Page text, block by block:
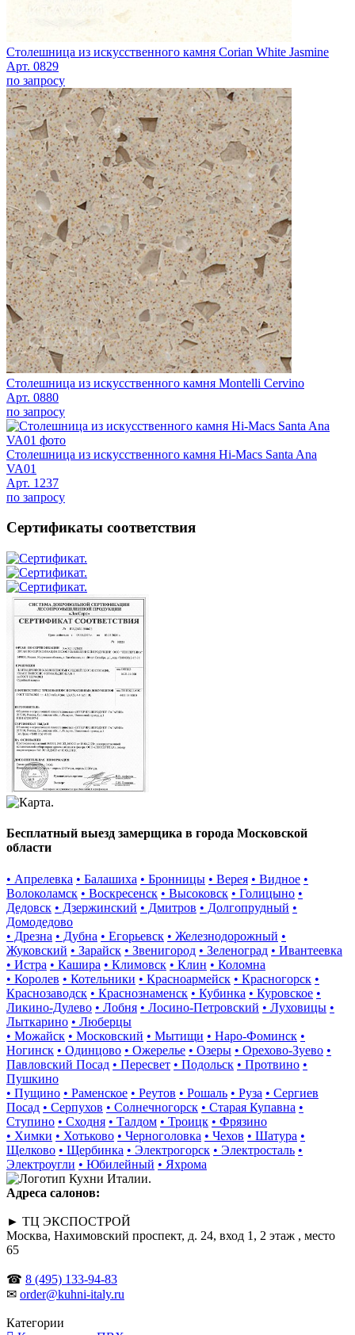
Столешница из искусственного камня Corian White Jasmine
Арт. 0829
по запросу
Столешница из искусственного камня Montelli Cervino
Арт. 0880
по запросу
Столешница из искусственного камня Hi-Macs Santa Ana
VA01
Арт. 1237
по запросу
Сертификаты соответствия
Бесплатный выезд замерщика в города Московской
области
• Апрелевка • Балашиха • Бронницы • Верея • Видное •
Волоколамск • Воскресенск • Высоковск • Голицыно •
Дедовск • Дзержинский • Дмитров • Долгопрудный •
Домодедово
• Дрезна • Дубна • Егорьевск • Железнодорожный •
Жуковский • Зарайск • Звенигород • Зеленоград • Ивантеевка
• Истра • Кашира • Климовск • Клин • Коломна
• Королев • Котельники • Красноармейск • Красногорск •
Краснозаводск • Краснознаменск • Кубинка • Куровское •
Ликино-Дулево • Лобня • Лосино-Петровский • Луховицы •
Лыткарино • Люберцы
• Можайск • Московский • Мытищи • Наро-Фоминск •
Ногинск • Одинцово • Ожерелье • Озеры • Орехово-Зуево •
Павловский Посад • Пересвет • Подольск • Протвино •
Пушкино
• Пущино • Раменское • Реутов • Рошаль • Руза • Сергиев
Посад • Серпухов • Солнечногорск • Старая Купавна •
Ступино • Сходня • Талдом • Троицк • Фрязино
• Химки • Хотьково • Черноголовка • Чехов • Шатура •
Щелково • Щербинка • Электрогорск • Электросталь •
Электроугли • Юбилейный • Яхрома
Адреса салонов:
► ТЦ ЭКСПОСТРОЙ
Москва, Нахимовский проспект, д. 24, вход 1, 2 этаж , место
65
☎ 8 (495) 133-94-83
✉ order@kuhni-italy.ru
Категории